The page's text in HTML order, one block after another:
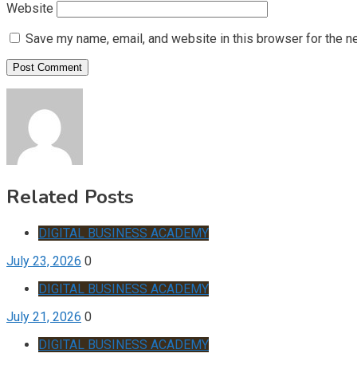
Website
Save my name, email, and website in this browser for the
Related Posts
DIGITAL BUSINESS ACADEMY
July 23, 2026 0
DIGITAL BUSINESS ACADEMY
July 21, 2026 0
DIGITAL BUSINESS ACADEMY